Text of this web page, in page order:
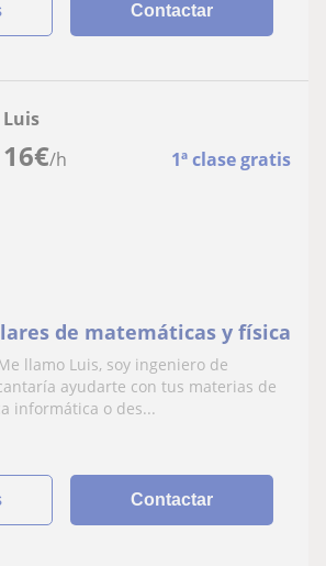
Contactar
16€/h 1ª clase gratis
Luis
de matemáticas y física
llamo Luis, soy ingeniero de
ayudarte con tus materias de
informática o des...
Contactar